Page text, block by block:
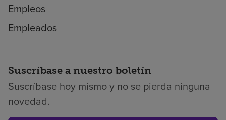
Empleos
Empleados
Suscríbase a nuestro boletín
Suscríbase hoy mismo y no se pierda ninguna
novedad.